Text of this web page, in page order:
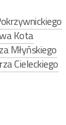
Kota
Młyńskiego
Cieleckiego